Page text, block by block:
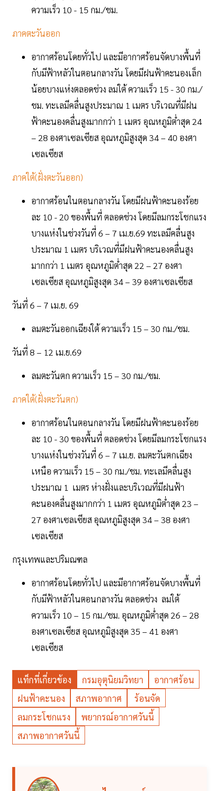
ความเร็ว 10 - 15 กม./ชม.
ภาคตะวันออก
อากาศร้อนโดยทั่วไป และมีอากาศร้อนจัดบางพื้นที่
กับมีฟ้าหลัวในตอนกลางวัน โดยมีฝนฟ้าคะนองเล็ก
น้อยบางแห่งตลอดช่วง ลมใต้ ความเร็ว 15 - 30 กม./
ชม. ทะเลมีคลื่นสูงประมาณ 1 เมตร บริเวณที่มีฝน
ฟ้าคะนองคลื่นสูงมากกว่า 1 เมตร อุณหภูมิต่ำสุด 24
– 28 องศาเซลเซียส อุณหภูมิสูงสุด 34 – 40 องศา
เซลเซียส
ภาคใต้(ฝั่งตะวันออก)
อากาศร้อนในตอนกลางวัน โดยมีฝนฟ้าคะนองร้อย
ละ 10 - 20 ของพื้นที่ ตลอดช่วง โดยมีลมกระโชกแรง
บางแห่งในช่วงวันที่ 6 – 7 เม.ย.69 ทะเลมีคลื่นสูง
ประมาณ 1 เมตร บริเวณที่มีฝนฟ้าคะนองคลื่นสูง
มากกว่า 1 เมตร อุณหภูมิต่ำสุด 22 – 27 องศา
เซลเซียส อุณหภูมิสูงสุด 34 – 39 องศาเซลเซียส
วันที่ 6 – 7 เม.ย. 69
ลมตะวันออกเฉียงใต้ ความเร็ว 15 – 30 กม./ชม.
วันที่ 8 – 12 เม.ย.69
ลมตะวันตก ความเร็ว 15 – 30 กม./ชม.
ภาคใต้(ฝั่งตะวันตก)
อากาศร้อนในตอนกลางวัน โดยมีฝนฟ้าคะนองร้อย
ละ 10 - 30 ของพื้นที่ ตลอดช่วง โดยมีลมกระโชกแรง
บางแห่งในช่วงวันที่ 6 – 7 เม.ย. ลมตะวันตกเฉียง
เหนือ ความเร็ว 15 – 30 กม./ชม. ทะเลมีคลื่นสูง
ประมาณ 1 เมตร ห่างฝั่งและบริเวณที่มีฝนฟ้า
คะนองคลื่นสูงมากกว่า 1 เมตร อุณหภูมิต่ำสุด 23 –
27 องศาเซลเซียส อุณหภูมิสูงสุด 34 – 38 องศา
เซลเซียส
กรุงเทพและปริมณฑล
อากาศร้อนโดยทั่วไป และมีอากาศร้อนจัดบางพื้นที่
กับมีฟ้าหลัวในตอนกลางวัน ตลอดช่วง ลมใต้
ความเร็ว 10 – 15 กม./ชม. อุณหภูมิต่ำสุด 26 – 28
องศาเซลเซียส อุณหภูมิสูงสุด 35 – 41 องศา
เซลเซียส
แท็กที่เกี่ยวข้อง กรมอุตุนิยมวิทยา
อากาศร้อน
ฝนฟ้าคะนอง
สภาพอากาศ
ร้อนจัด
ลมกระโชกแรง
พยากรณ์อากาศวันนี้
สภาพอากาศวันนี้